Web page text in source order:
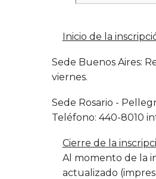
Inicio de la
Sede Buenos Aires:
viernes.
Sede Rosario -
Teléfono: 440-8010
Cierre de la
Al momento de la
actualizado